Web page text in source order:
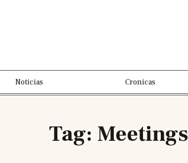
Noticias Cronicas
Tag: Meetings